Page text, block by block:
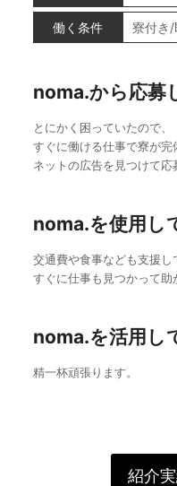
働く条件 寮付き/
noma.から応募
とにかく困っていたので、
すぐに働ける仕事で寮が完
ネットの広告を見つけて応
noma.を使用し
交通費や食事なども支援し
すぐに仕事も見つかって助
noma.を活用し
精一杯頑張ります。
紹介